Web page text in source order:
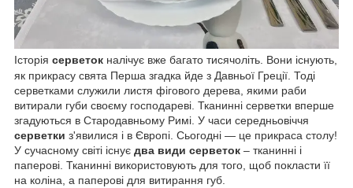
Історія серветок налічує вже багато тисячоліть. Вони існують,
як прикрасу свята Перша згадка йде з Давньої Греції. Тоді
серветками служили листя фігового дерева, якими раби
витирали губи своєму господареві. Тканинні серветки вперше
згадуються в Стародавньому Римі. У часи середньовіччя
серветки з'явилися і в Європі. Сьогодні ― це прикраса столу!
У сучасному світі існує два види серветок – тканинні і
паперові. Тканинні використовують для того, щоб покласти її
на коліна, а паперові для витирання губ.